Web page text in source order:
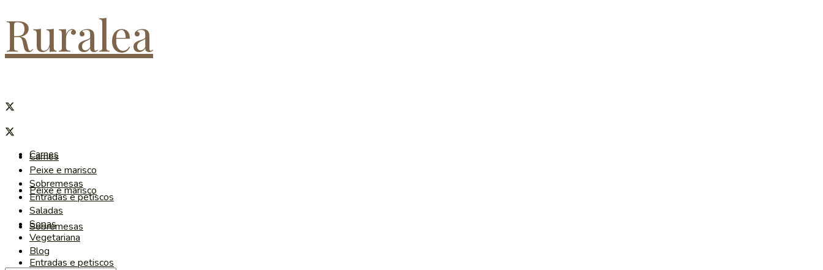
Ruralea
Carnes
Peixe e marisco
Sobremesas
Entradas e petiscos
Carnes
Peixe e marisco
Sobremesas
Entradas e petiscos
Saladas
Sopas
Vegetariana
Blog